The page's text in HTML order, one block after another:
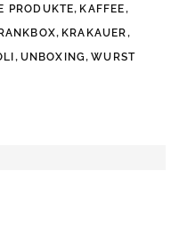
PRODUKTE, KAFFEE,
, KRAKAUER,
, UNBOXING,WURST